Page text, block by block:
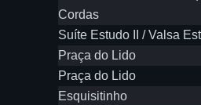
Cordas
Suíte Estudo II / Valsa
Praça do Lido
Praça do Lido
Esquisitinho